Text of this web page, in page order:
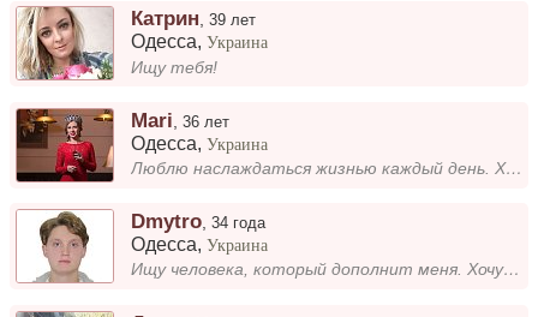
Катрин,39 лет
Одесса,Украина
Ищу тебя!
Mari ,36 лет
Одесса,Украина
Люблю наслаждаться жизнью каждый день. Хочу встретить реального мужчину с которым мы будем вдохновлять друг друга....
Dmytro,34 года
Одесса,Украина
Ищу человека, который дополнит меня. Хочу именно баланса, этого не хватает многим, в том числе и мне....